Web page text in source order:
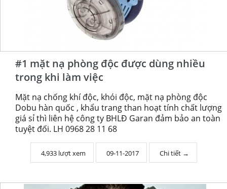
#1 mặt nạ phòng độc được dùng nhiều
trong khi làm việc
Mặt nạ chống khí độc, khói độc, mặt nạ phòng độc
Dobu hàn quốc , khẩu trang than hoạt tính chất lượng
giá sỉ thì liên hệ công ty BHLĐ Garan đảm bảo an toàn
tuyệt đối. LH 0968 28 11 68
4,933 lượt xem 09-11-2017 Chi tiết →